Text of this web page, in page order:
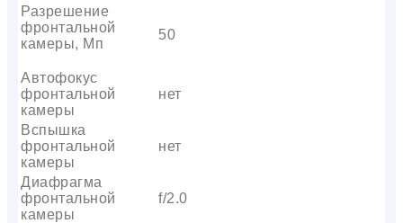
Разрешение
фронтальной
камеры, Мп
50
Автофокус
фронтальной
камеры
нет
Вспышка
фронтальной
камеры
нет
Диафрагма
фронтальной
камеры
f/2.0